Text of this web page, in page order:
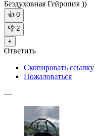
Бездуховная Гейропия ))
👍 0
👎 2
+
Ответить
Скопировать ссылку
Пожаловаться
—